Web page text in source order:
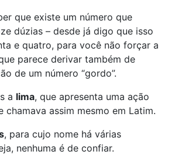
que existe um número que
dúzias – desde já digo que isso
e quatro, para você não forçar a
parece derivar também de
de um número “gordo”.
a lima, que apresenta uma ação
chamava assim mesmo em Latim.
, para cujo nome há várias
nenhuma é de confiar.